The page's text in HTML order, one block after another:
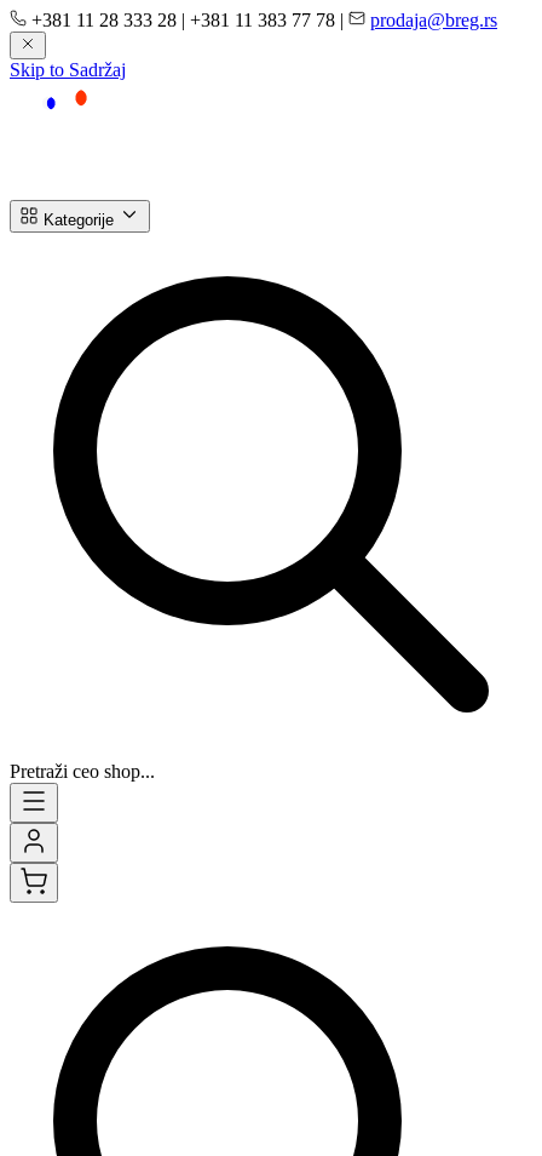
+381 11 28 333 28 | +381 11 383 77 78 | prodaja@breg.rs
Skip to Sadržaj
Kategorije
Pretraži ceo shop...